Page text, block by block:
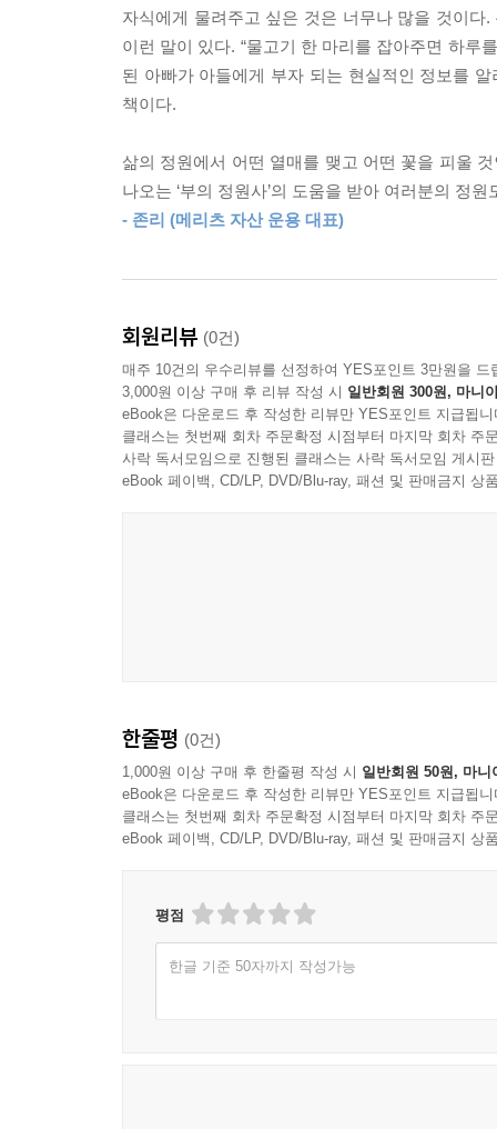
지미는 그 지를 두 번 읽었고, 책을 펼치고 있으니
자리에 세워진 두 개의 비석으로 터덜터덜 다가가
--- 「마지막 문장」 중에서
하지만 세대가 다른 자녀에게 부모의 말은 자칫
등장하는 소설 형식을 선택한다. 대규모 포도 농
일깨우는 인물이다. 저자는 그를 통해 부를 일구
이 책은 단순히 부자 아빠가 아들에게 부자 되기
살 수 있지만, 물고기 잡는 방법을 가르쳐주면 평
『탈무드』가 교육 철학을 일깨운다면 『부자의
끊임없이 글로 쓰고 마음에 새기고 또 말로 전한
각 장은 모두 81가지 인생 수업으로 이루어져 있
셰익스피어, 투자의 귀재 워런 버핏 등 과거부터
자식에게 물려주고 싶은 것은 너무나 많을 것이
이런 말이 있다. “물고기 한 마리를 잡아주면 하루
된 아빠가 아들에게 부자 되는 현실적인 정보를
책이다.
삶의 정원에서 어떤 열매를 맺고 어떤 꽃을 피울
나오는 ‘부의 정원사’의 도움을 받아 여러분의 정
- 존리 (메리츠 자산 운용 대표)
회원리뷰 (0건)
매주 10건의 우수리뷰를 선정하여 YES포인트 3만원을 드
3,000원 이상 구매 후 리뷰 작성 시 일반회원 300원, 마니
eBook은 다운로드 후 작성한 리뷰만 YES포인트 지급됩니
클래스는 첫번째 회차 주문확정 시점부터 마지막 회차 주
사락 독서모임으로 진행된 클래스는 사락 독서모임 게시
eBook 페이백, CD/LP, DVD/Blu-ray, 패션 및 판매금지 상
한줄평 (0건)
1,000원 이상 구매 후 한줄평 작성 시 일반회원 50원, 마니
eBook은 다운로드 후 작성한 리뷰만 YES포인트 지급됩니
클래스는 첫번째 회차 주문확정 시점부터 마지막 회차 주
eBook 페이백, CD/LP, DVD/Blu-ray, 패션 및 판매금지 상
평점
한글 기준 50자까지 작성가능